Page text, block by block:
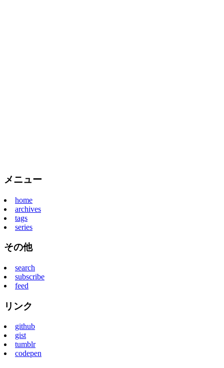
メニュー
home
archives
tags
series
その他
search
subscribe
feed
リンク
github
gist
tumblr
codepen